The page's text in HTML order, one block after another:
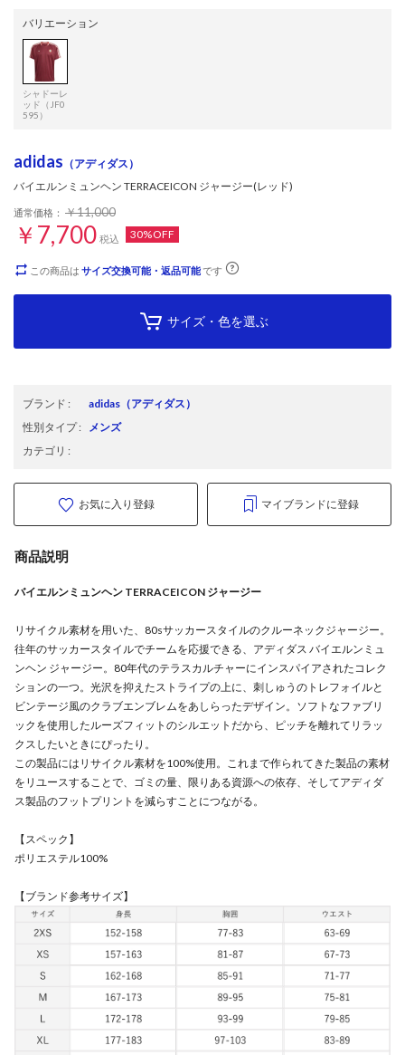
バリエーション
シャドーレ
ッド（JF0
595）
adidas （アディダス）
バイエルンミュンヘン TERRACEICON ジャージー(レッド)
通常価格： ￥11,000
￥7,700 税込 30%OFF
この商品は サイズ交換可能・返品可能です
サイズ・色を選ぶ
ブランド : adidas （アディダス）
性別タイプ: メンズ
カテゴリ :
お気に入り登録 マイブランドに登録
商品説明
バイエルンミュンヘン TERRACEICON ジャージー
リサイクル素材を用いた、80sサッカースタイルのクルーネックジャージー。
往年のサッカースタイルでチームを応援できる、アディダス バイエルンミュ
ンヘン ジャージー。80年代のテラスカルチャーにインスパイアされたコレク
ションの一つ。光沢を抑えたストライプの上に、刺しゅうのトレフォイルと
ビンテージ風のクラブエンブレムをあしらったデザイン。ソフトなファブリ
ックを使用したルーズフィットのシルエットだから、ピッチを離れてリラッ
クスしたいときにぴったり。
この製品にはリサイクル素材を100%使用。これまで作られてきた製品の素材
をリユースすることで、ゴミの量、限りある資源への依存、そしてアディダ
ス製品のフットプリントを減らすことにつながる。
【スペック】
ポリエステル100%
【ブランド参考サイズ】